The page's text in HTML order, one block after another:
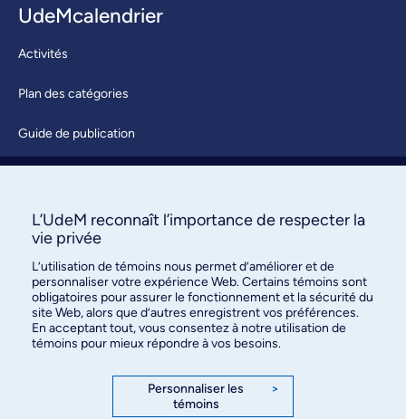
UdeMcalendrier
Activités
Plan des catégories
Guide de publication
À propos / Nous joindre
des relations publiques
3744, rue Jean-Brillant, bureau 490
L’UdeM reconnaît l’importance de respecter la
vie privée
L’utilisation de témoins nous permet d’améliorer et de
personnaliser votre expérience Web. Certains témoins sont
obligatoires pour assurer le fonctionnement et la sécurité du
site Web, alors que d’autres enregistrent vos préférences.
En acceptant tout, vous consentez à notre utilisation de
témoins pour mieux répondre à vos besoins.
Personnaliser les
témoins
>